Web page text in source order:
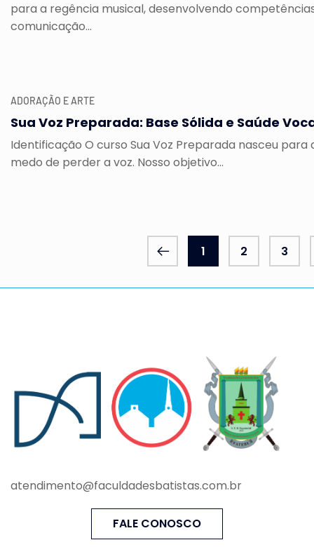
para a regência musical, desenvolvendo
comunicação...
ADORAÇÃO E ARTE
Sua Voz Preparada: Base Sólida e Saúde
Identificação O curso Sua Voz Preparada nasceu para
medo de perder a voz. Nosso objetivo...
1 2 3
atendimento@faculdadesbatistas.com.br
FALE CONOSCO